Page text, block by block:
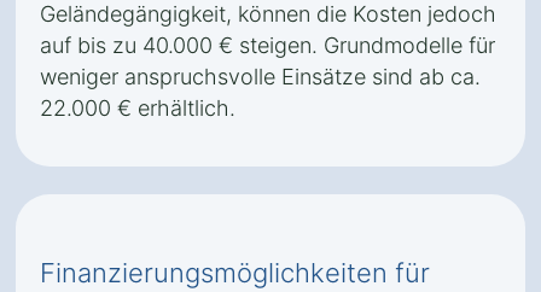
Geländegängigkeit, können die Kosten jedoch
auf bis zu 40.000 € steigen. Grundmodelle für
weniger anspruchsvolle Einsätze sind ab ca.
22.000 € erhältlich.
Finanzierungsmöglichkeiten für